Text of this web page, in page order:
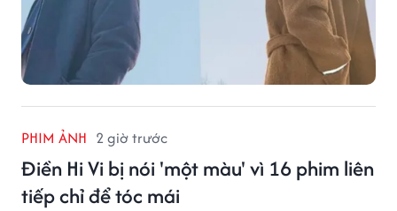
PHIM ẢNH 2 giờ trước
Điền Hi Vi bị nói 'một màu' vì 16 phim liên
tiếp chỉ để tóc mái